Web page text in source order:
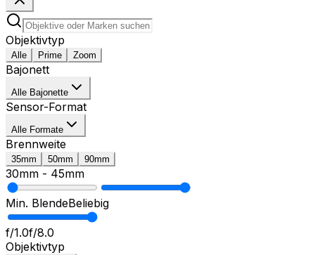
Objektivtyp
Alle Prime Zoom
Bajonett
Alle Bajonette
Sensor-Format
Alle Formate
Brennweite
35mm 50mm 90mm
30mm - 45mm
Min. BlendeBeliebig
f/1.0f/8.0
Objektivtyp